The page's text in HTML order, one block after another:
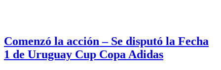
Comenzó la acción – Se disputó la Fecha
1 de Uruguay Cup Copa Adidas